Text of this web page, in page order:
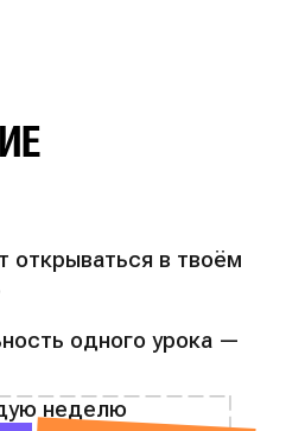
открываться в твоём
одного урока —
неделю